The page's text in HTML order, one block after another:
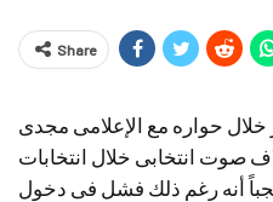
Share
حواره مع الإعلامى مجدى
أنه قام بتزوير 5 آلاف صوت انتخابى خلال انتخابات
أنه رغم ذلك فشل فى دخول